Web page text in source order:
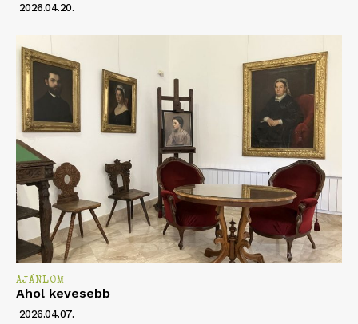
2026.04.20.
AJÁNLOM
Ahol kevesebb
2026.04.07.